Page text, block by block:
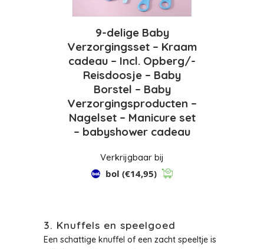
9-delige Baby
Verzorgingsset – Kraam
cadeau – Incl. Opberg/-
Reisdoosje – Baby
Borstel – Baby
Verzorgingsproducten –
Nagelset – Manicure set
– babyshower cadeau
Verkrijgbaar bij
bol (€14,95)
3. Knuffels en speelgoed
Een schattige knuffel of een zacht speeltje is